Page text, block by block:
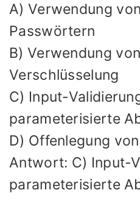
A) Verwendung
Passwörtern
B) Verwendung
Verschlüsselung
C) Input-
parameterisierte
D) Offenlegung
Antwort: C) Input-
parameterisierte